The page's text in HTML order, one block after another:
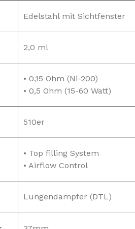
Edelstahl mit Sichtfenster
2,0 ml
• 0,15 Ohm (Ni-200)
• 0,5 Ohm (15-60 Watt)
510er
• Top filling System
• Airflow Control
Lungendampfer (DTL)